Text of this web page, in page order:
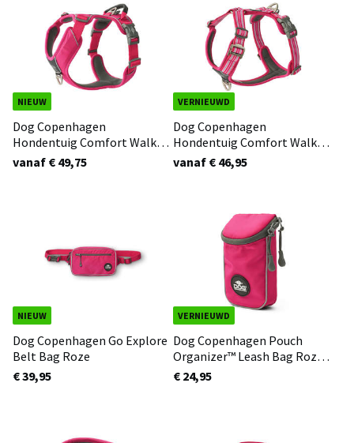
NIEUW
Dog Copenhagen
Hondentuig Comfort Walk
Pro Roze 3.0
vanaf € 49,75
VERNIEUWD
Dog Copenhagen
Hondentuig Comfort Walk
Air Roze 3.0
vanaf € 46,95
NIEUW
Dog Copenhagen Go Explore
Belt Bag Roze
€ 39,95
VERNIEUWD
Dog Copenhagen Pouch
Organizer™ Leash Bag Roze
3.0
€ 24,95